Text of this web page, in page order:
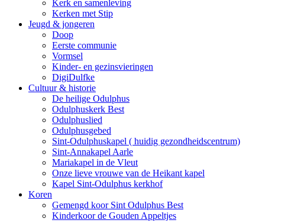
Kerk en samenleving
Kerken met Stip
Jeugd & jongeren
Doop
Eerste communie
Vormsel
Kinder- en gezinsvieringen
DigiDulfke
Cultuur & historie
De heilige Odulphus
Odulphuskerk Best
Odulphuslied
Odulphusgebed
Sint-Odulphuskapel ( huidig gezondheidscentrum)
Sint-Annakapel Aarle
Mariakapel in de Vleut
Onze lieve vrouwe van de Heikant kapel
Kapel Sint-Odulphus kerkhof
Koren
Gemengd koor Sint Odulphus Best
Kinderkoor de Gouden Appeltjes